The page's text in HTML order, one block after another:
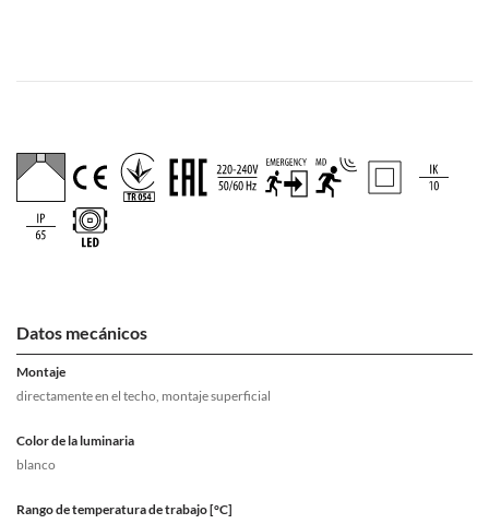
Datos mecánicos
Montaje
directamente en el techo, montaje superficial
Color de la luminaria
blanco
Rango de temperatura de trabajo [°C]